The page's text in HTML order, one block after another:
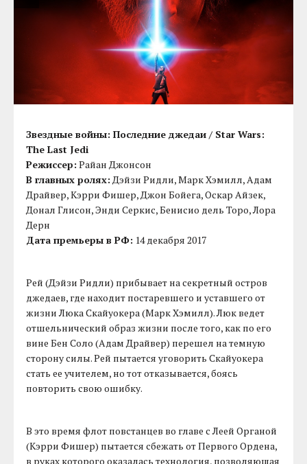
Звездные войны: Последние джедаи / Star Wars:
The Last Jedi
Режиссер: Райан Джонсон
В главных ролях:Дэйзи Ридли, Марк Хэмилл, Адам
Драйвер, Кэрри Фишер, Джон Бойега, Оскар Айзек,
Донал Глисон, Энди Серкис, Бенисио дель Торо, Лора
Дерн
Дата премьеры в РФ: 14 декабря 2017
Рей (Дэйзи Ридли) прибывает на секретный остров
джедаев, где находит постаревшего и уставшего от
жизни Люка Скайуокера (Марк Хэмилл). Люк ведет
отшельнический образ жизни после того, как по его
вине Бен Соло (Адам Драйвер) перешел на темную
сторону силы. Рей пытается уговорить Скайуокера
стать ее учителем, но тот отказывается, боясь
повторить свою ошибку.
В это время флот повстанцев во главе с Леей Органой
(Кэрри Фишер) пытается сбежать от Первого Ордена,
в руках которого оказалась технология, позволяющая